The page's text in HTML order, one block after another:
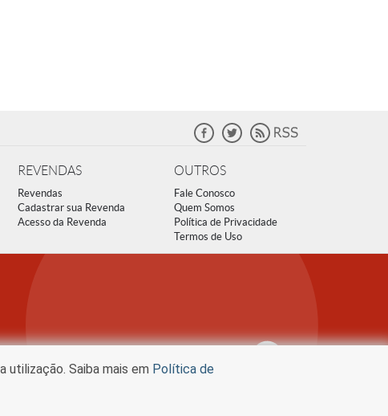
REVENDAS
Revendas
Cadastrar sua Revenda
Acesso da Revenda
OUTROS
Fale Conosco
Quem Somos
Política de Privacidade
Termos de Uso
Saiba mais em Política de